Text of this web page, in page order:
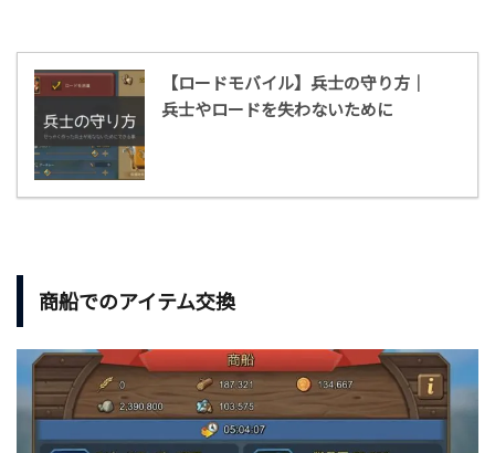
【ロードモバイル】兵士の守り方｜
兵士やロードを失わないために
商船でのアイテム交換